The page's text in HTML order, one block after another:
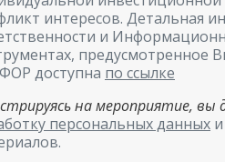
интересов. Детальная
и
предусмотренное
доступна по ссылке
на мероприятие, вы
персональных данных